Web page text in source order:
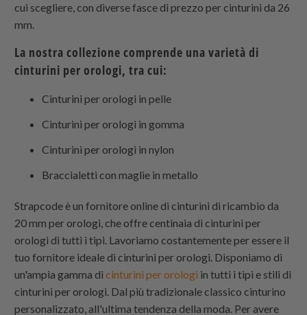
cui scegliere, con diverse fasce di prezzo per cinturini da 26
mm.
La nostra collezione comprende una varietà di
cinturini per orologi, tra cui:
Cinturini per orologi in pelle
Cinturini per orologi in gomma
Cinturini per orologi in nylon
Braccialetti con maglie in metallo
Strapcode è un fornitore online di cinturini di ricambio da
20 mm per orologi, che offre centinaia di cinturini per
orologi di tutti i tipi. Lavoriamo costantemente per essere il
tuo fornitore ideale di cinturini per orologi. Disponiamo di
un'ampia gamma dicinturini per orologi in tutti i tipi e stili di
cinturini per orologi. Dal più tradizionale classico cinturino
personalizzato, all'ultima tendenza della moda. Per avere